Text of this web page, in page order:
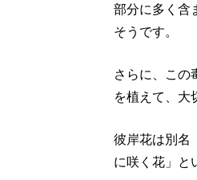
部分に多く含
そうです。
さらに、この
を植えて、大
彼岸花は別名
に咲く花」と